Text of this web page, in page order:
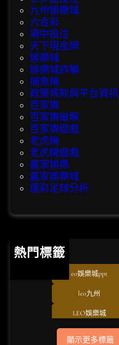
九州娛樂城
六合彩
場中投注
天下現金網
娛樂城
娛樂城詐騙
捕魚機
政策條款與平台資訊
百家樂
百家樂破解
百家樂遊戲
老虎機
老虎機遊戲
贏家娛樂
贏家娛樂城
運彩足球分析
熱門標籤
eo娛樂城ppt
leo九州
LEO娛樂城
顯示更多標籤